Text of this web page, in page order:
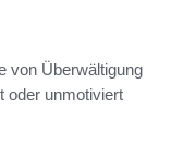
von Überwältigung
oder unmotiviert